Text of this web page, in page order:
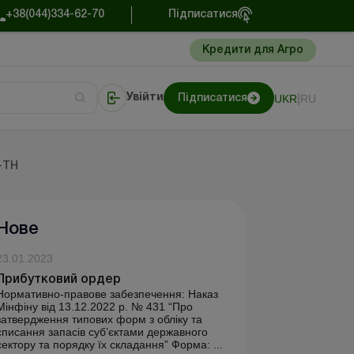
+38(044)334-62-70 Підписатися
Кредити для Агро
Увійти Підписатися UKR RU
ТН
Нове
Прибутковий ордер
правове забезпечення: Наказ
від 13.12.2022 р. № 431 “Про
типових форм з обліку та
запасів суб’єктами державного
та порядку їх складання” Форма: ...